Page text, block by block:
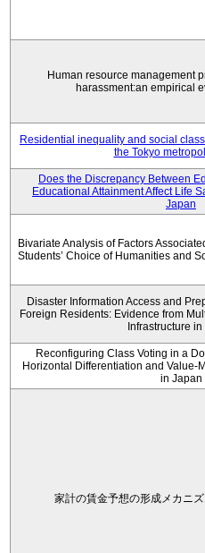
Human resource management
harassment:an empirical
Residential inequality and social
the Tokyo
Does the Discrepancy Between
Educational Attainment Affect Life
Japan
Bivariate Analysis of Factors
Students’ Choice of Humanities and
Disaster Information Access and
Foreign Residents: Evidence from
Infrastructure
Reconfiguring Class Voting in a
Horizontal Differentiation and Value-
in Japan
家計の賃金予想の形成メカニ